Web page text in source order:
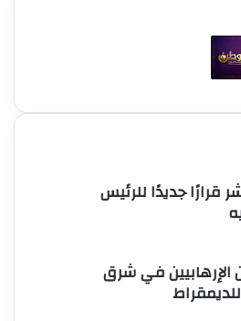
قرارًا جديدًا للرئيس
الإرهابيين في شرق